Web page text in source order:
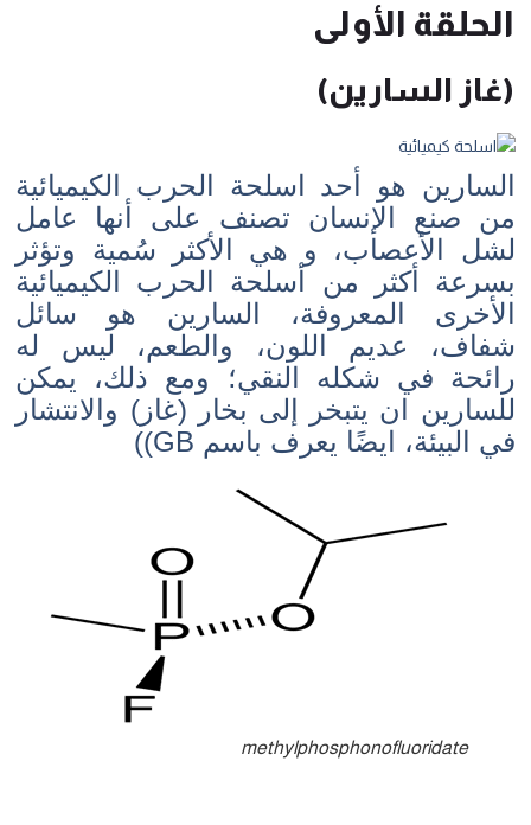
الحلقة الأولى
(غاز السارين)
السارين هو أحد اسلحة الحرب الكيميائية
من صنع الإنسان تصنف على أنها عامل
لشل الأعصاب، و هي الأكثر سُمية وتؤثر
بسرعة أكثر من أسلحة الحرب الكيميائية
الأخرى المعروفة، السارين هو سائل
شفاف، عديم اللون، والطعم، ليس له
رائحة في شكله النقي؛ ومع ذلك، يمكن
للسارين ان يتبخر إلى بخار (غاز) والانتشار
في البيئة، ايضًا يعرف باسم GB))
methylphosphonofluoridate